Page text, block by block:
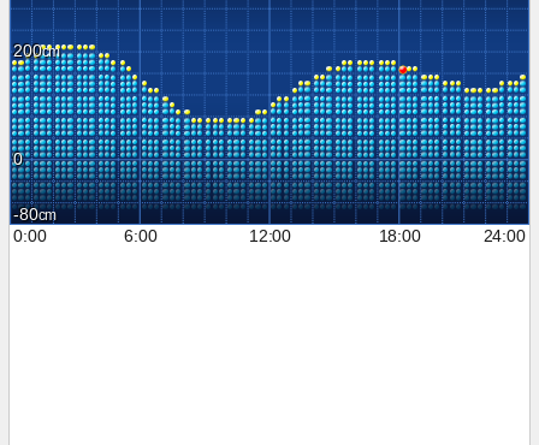
200
0
-80
0:00
6:00 12:00 18:00 24:00